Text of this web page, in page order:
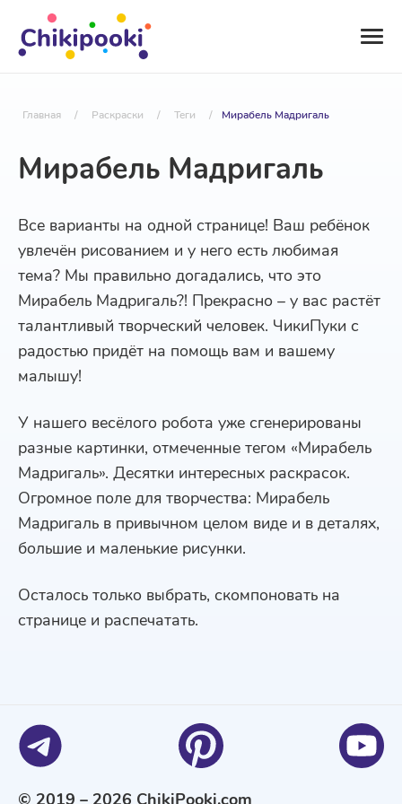
Главная / Раскраски / Теги / Мирабель Мадригаль
Мирабель Мадригаль
Все варианты на одной странице! Ваш ребёнок
увлечён рисованием и у него есть любимая
тема? Мы правильно догадались, что это
Мирабель Мадригаль?! Прекрасно – у вас растёт
талантливый творческий человек. ЧикиПуки с
радостью придёт на помощь вам и вашему
малышу!
У нашего весёлого робота уже сгенерированы
разные картинки, отмеченные тегом «Мирабель
Мадригаль». Десятки интересных раскрасок.
Огромное поле для творчества: Мирабель
Мадригаль в привычном целом виде и в деталях,
большие и маленькие рисунки.
Осталось только выбрать, скомпоновать на
странице и распечатать.
© 2019 – 2026 ChikiPooki.com